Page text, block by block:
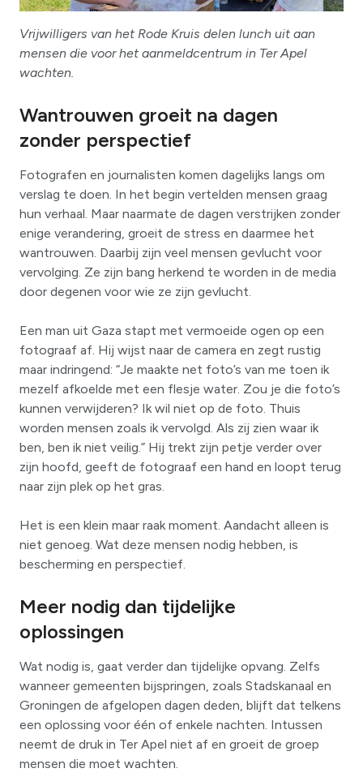
Vrijwilligers van het Rode Kruis delen lunch uit aan
mensen die voor het aanmeldcentrum in Ter Apel
wachten.
Wantrouwen groeit na dagen
zonder perspectief
Fotografen en journalisten komen dagelijks langs om
verslag te doen. In het begin vertelden mensen graag
hun verhaal. Maar naarmate de dagen verstrijken zonder
enige verandering, groeit de stress en daarmee het
wantrouwen. Daarbij zijn veel mensen gevlucht voor
vervolging. Ze zijn bang herkend te worden in de media
door degenen voor wie ze zijn gevlucht.
Een man uit Gaza stapt met vermoeide ogen op een
fotograaf af. Hij wijst naar de camera en zegt rustig
maar indringend: “Je maakte net foto’s van me toen ik
mezelf afkoelde met een flesje water. Zou je die foto’s
kunnen verwijderen? Ik wil niet op de foto. Thuis
worden mensen zoals ik vervolgd. Als zij zien waar ik
ben, ben ik niet veilig.” Hij trekt zijn petje verder over
zijn hoofd, geeft de fotograaf een hand en loopt terug
naar zijn plek op het gras.
Het is een klein maar raak moment. Aandacht alleen is
niet genoeg. Wat deze mensen nodig hebben, is
bescherming en perspectief.
Meer nodig dan tijdelijke
oplossingen
Wat nodig is, gaat verder dan tijdelijke opvang. Zelfs
wanneer gemeenten bijspringen, zoals Stadskanaal en
Groningen de afgelopen dagen deden, blijft dat telkens
een oplossing voor één of enkele nachten. Intussen
neemt de druk in Ter Apel niet af en groeit de groep
mensen die moet wachten.